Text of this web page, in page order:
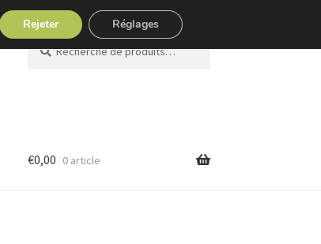
Recherche
pour :
Recherche
€0,00 0 article
Rejeter Réglages